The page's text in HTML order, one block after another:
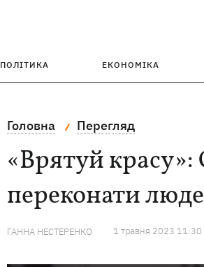
ПОЛІТИКА ЕКОНОМІКА
Головна Перегляд
«Врятуй красу»:
переконати
ГАННА НЕСТЕРЕНКО 1 травня 2023 11:30